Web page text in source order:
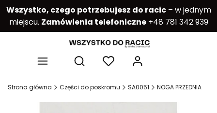
Wszystko, czego potrzebujesz do racic– w jednym
miejscu. Zamówienia telefoniczne+48 781 342 939
Otwórz wyszukiwarkę
Strona główna Części do poskromu SA0051 NOGA PRZEDNIA